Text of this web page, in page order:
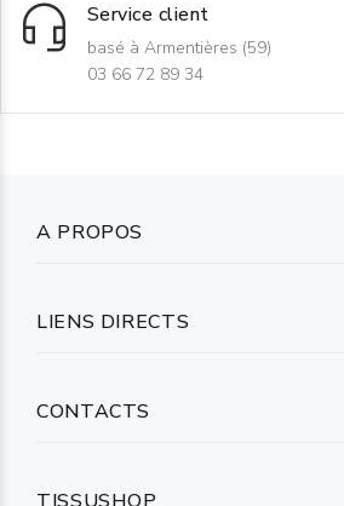
Service client
basé à Armentières (59)
03 66 72 89 34
A PROPOS
LIENS DIRECTS
CONTACTS